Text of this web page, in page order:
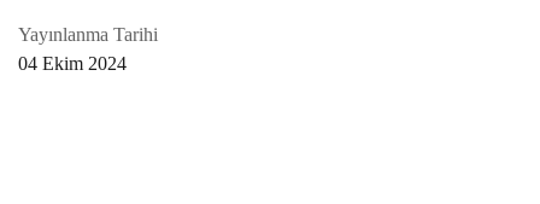
Yayınlanma Tarihi
04 Ekim 2024